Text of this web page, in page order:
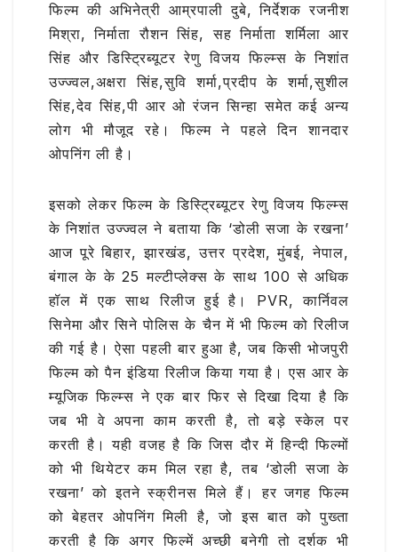
फिल्म की अभिनेत्री आम्रपाली दुबे, निर्देशक रजनीश
मिश्रा, निर्माता रौशन सिंह, सह निर्माता शर्मिला आर
सिंह और डिस्ट्रिब्यूटर रेणु विजय फिल्म्स के निशांत
उज्ज्वल,अक्षरा सिंह,सुवि शर्मा,प्रदीप के शर्मा,सुशील
सिंह,देव सिंह,पी आर ओ रंजन सिन्हा समेत कई अन्य
लोग भी मौजूद रहे। फिल्म ने पहले दिन शानदार
ओपनिंग ली है।
इसको लेकर फिल्म के डिस्ट्रिब्यूटर रेणु विजय फिल्म्स
के निशांत उज्ज्वल ने बताया कि ‘डोली सजा के रखना’
आज पूरे बिहार, झारखंड, उत्तर प्रदेश, मुंबई, नेपाल,
बंगाल के के 25 मल्टीप्लेक्स के साथ 100 से अधिक
हॉल में एक साथ रिलीज हुई है। PVR, कार्निवल
सिनेमा और सिने पोलिस के चैन में भी फिल्म को रिलीज
की गई है। ऐसा पहली बार हुआ है, जब किसी भोजपुरी
फिल्म को पैन इंडिया रिलीज किया गया है। एस आर के
म्यूजिक फिल्म्स ने एक बार फिर से दिखा दिया है कि
जब भी वे अपना काम करती है, तो बड़े स्केल पर
करती है। यही वजह है कि जिस दौर में हिन्दी फिल्मों
को भी थियेटर कम मिल रहा है, तब ‘डोली सजा के
रखना’ को इतने स्क्रीनस मिले हैं। हर जगह फिल्म
को बेहतर ओपनिंग मिली है, जो इस बात को पुख्ता
करती है कि अगर फिल्में अच्छी बनेगी तो दर्शक भी